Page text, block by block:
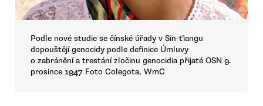
Podle nové studie se čínské úřady v Sin-ťiangu
dopouštějí genocidy podle definice Úmluvy
o zabránění a trestání zločinu genocidia přijaté OSN 9.
prosince 1947 Foto Colegota, WmC